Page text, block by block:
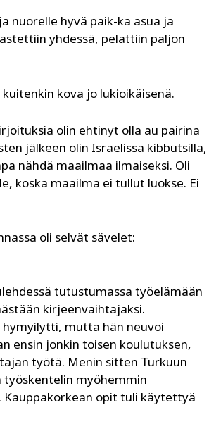
nuorelle hyvä paik-ka asua ja
yhdessä, pelattiin paljon
kova jo lukioikäisenä.
olin ehtinyt olla au pairina
jälkeen olin Israelissa kibbutsilla,
nähdä maailmaa ilmaiseksi. Oli
koska maailma ei tullut luokse. Ei
oli selvät sävelet:
tutustumassa työelämään
kirjeenvaihtajaksi.
mutta hän neuvoi
ensin jonkin toisen koulutuksen,
työtä. Menin sitten Turkuun
työskentelin myöhemmin
opit tuli käytettyä